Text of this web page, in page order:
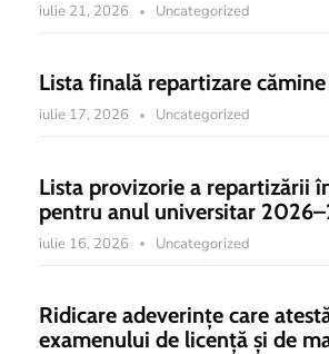
iulie 21, 2026 Uncategorized
Lista finală repartizare cămine
iulie 17, 2026 Uncategorized
Lista provizorie a repartizării
pentru anul universitar
iulie 16, 2026 Uncategorized
Ridicare adeverințe care
examenului de licență și de